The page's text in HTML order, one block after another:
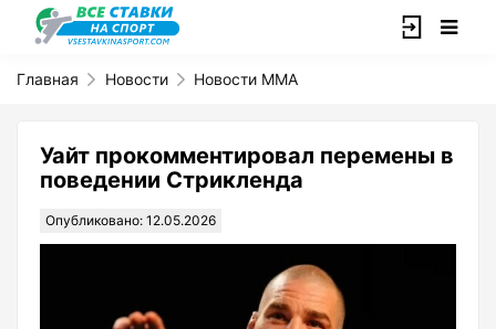
Главная Новости Новости ММА
Уайт прокомментировал перемены в
поведении Стрикленда
Опубликовано: 12.05.2026